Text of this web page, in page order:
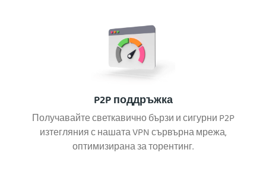
P2P поддръжка
Получавайте светкавично бързи и сигурни P2P
изтегляния с нашата VPN сървърна мрежа,
оптимизирана за торентинг.